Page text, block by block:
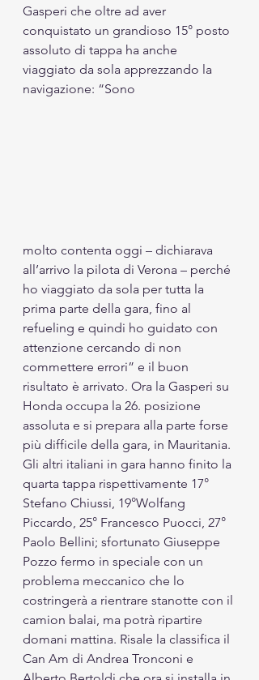
Gasperi che oltre ad aver
conquistato un grandioso 15° posto
assoluto di tappa ha anche
viaggiato da sola apprezzando la
navigazione: “Sono
molto contenta oggi – dichiarava
all’arrivo la pilota di Verona – perché
ho viaggiato da sola per tutta la
prima parte della gara, fino al
refueling e quindi ho guidato con
attenzione cercando di non
commettere errori” e il buon
risultato è arrivato. Ora la Gasperi su
Honda occupa la 26. posizione
assoluta e si prepara alla parte forse
più difficile della gara, in Mauritania.
Gli altri italiani in gara hanno finito la
quarta tappa rispettivamente 17°
Stefano Chiussi, 19°Wolfang
Piccardo, 25° Francesco Puocci, 27°
Paolo Bellini; sfortunato Giuseppe
Pozzo fermo in speciale con un
problema meccanico che lo
costringerà a rientrare stanotte con il
camion balai, ma potrà ripartire
domani mattina. Risale la classifica il
Can Am di Andrea Tronconi e